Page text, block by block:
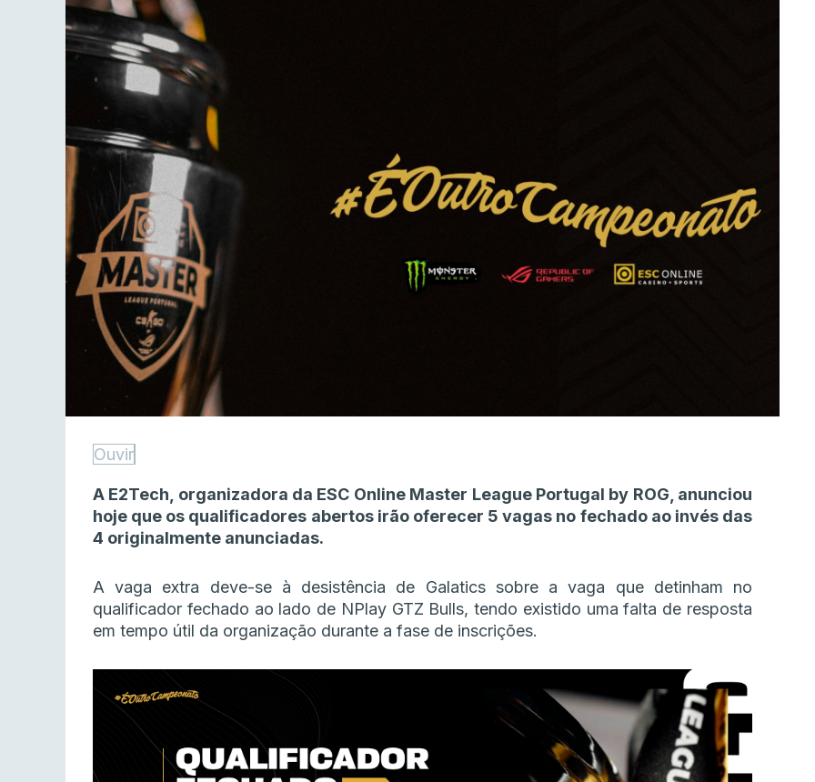
Ouvir
A E2Tech, organizadora da ESC Online Master League Portugal by ROG, anunciou
hoje que os qualificadores abertos irão oferecer 5 vagas no fechado ao invés das
4 originalmente anunciadas.
A vaga extra deve-se à desistência de Galatics sobre a vaga que detinham no
qualificador fechado ao lado de NPlay GTZ Bulls, tendo existido uma falta de resposta
em tempo útil da organização durante a fase de inscrições.